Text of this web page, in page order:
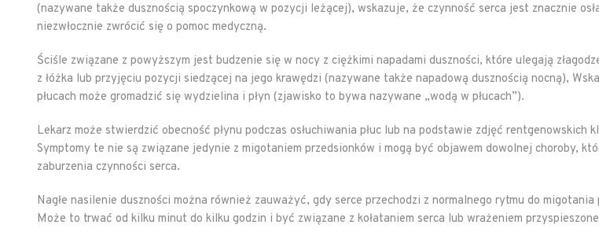
(nazywane także dusznością spoczynkową w pozycji leżącej), wskazuje, że czynność serca jest znacznie
niezwłocznie zwrócić się o pomoc medyczną.
Ściśle związane z powyższym jest budzenie się w nocy z ciężkimi napadami duszności, które ulegają
z łóżka lub przyjęciu pozycji siedzącej na jego krawędzi (nazywane także napadową dusznością nocną),
płucach może gromadzić się wydzielina i płyn (zjawisko to bywa nazywane „wodą w płucach”).
Lekarz może stwierdzić obecność płynu podczas osłuchiwania płuc lub na podstawie zdjęć rentgenowskich
Symptomy te nie są związane jedynie z migotaniem przedsionków i mogą być objawem dowolnej choroby,
zaburzenia czynności serca.
Nagłe nasilenie duszności można również zauważyć, gdy serce przechodzi z normalnego rytmu do migotania
Może to trwać od kilku minut do kilku godzin i być związane z kołataniem serca lub wrażeniem